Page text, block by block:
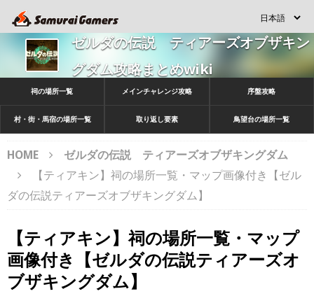
ゼルダの伝説 ティアーズオブザキン
グダム攻略まとめwiki
祠の場所一覧 メインチャレンジ攻略 序盤攻略
村・街・馬宿の場所一覧 取り返し要素 鳥望台の場所一覧
HOME
ゼルダの伝説 ティアーズオブザキングダム
【ティアキン】祠の場所一覧・マップ画像付き【ゼル
ダの伝説ティアーズオブザキングダム】
【ティアキン】祠の場所一覧・マップ
画像付き【ゼルダの伝説ティアーズオ
ブザキングダム】